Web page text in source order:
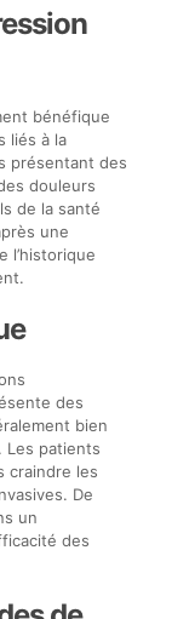
bénéfique
liés à la
présentant des
douleurs
de la santé
une
l’historique
des
bien
Les patients
craindre les
De
un
des